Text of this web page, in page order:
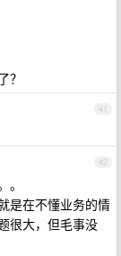
？
41
42
是在不懂业务的情
很大，但毛事没